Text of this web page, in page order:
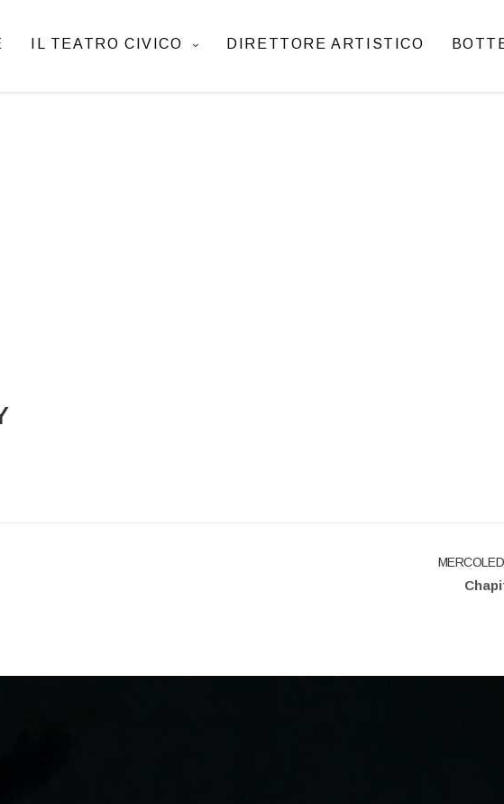
IL TEATRO CIVICO DIRETTORE ARTISTICO